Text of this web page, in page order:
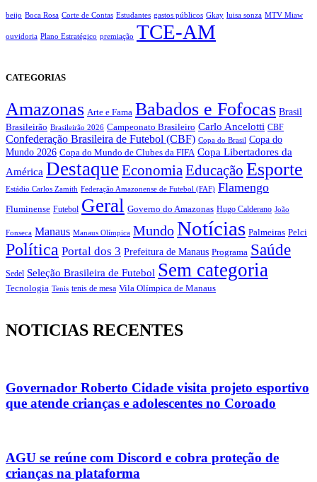
beijo Boca Rosa Corte de Contas Estudantes gastos públicos Gkay luisa sonza MTV Miaw
ouvidoria Plano Estratégico premiação TCE-AM
CATEGORIAS
Amazonas Arte e Fama Babados e Fofocas Brasil
Brasileirão Brasileirão 2026 Campeonato Brasileiro Carlo Ancelotti CBF
Confederação Brasileira de Futebol (CBF) Copa do Brasil Copa do
Mundo 2026 Copa do Mundo de Clubes da FIFA Copa Libertadores da
América Destaque EconomiaEducação Esporte
Estádio Carlos Zamith Federação Amazonense de Futebol (FAF) Flamengo
Fluminense Futebol Geral Governo do Amazonas Hugo Calderano João
Fonseca Manaus Manaus Olímpica MundoNotícias Palmeiras Pelci
Política Portal dos 3 Prefeitura de Manaus Programa Saúde
Sedel Seleção Brasileira de Futebol Sem categoria
Tecnologia Tenis tenis de mesa Vila Olímpica de Manaus
NOTICIAS RECENTES
Governador Roberto Cidade visita projeto esportivo
que atende crianças e adolescentes no Coroado
AGU se reúne com Discord e cobra proteção de
crianças na plataforma